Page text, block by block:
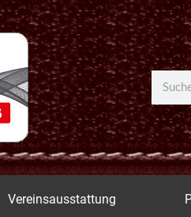
Suche
Vereinsausstattung